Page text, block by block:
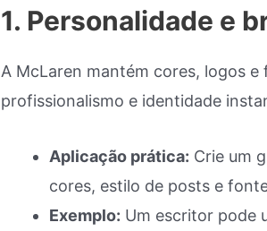
1. Personalidade e
A McLaren mantém cores, logos
profissionalismo e identidade
Aplicação prática: Crie um
cores, estilo de posts e
Exemplo: Um escritor pode